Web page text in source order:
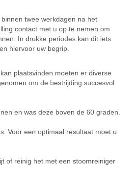
twee werkdagen na het
contact met u op te nemen om
In drukke periodes kan dit iets
hiervoor uw begrip.
plaatsvinden moeten er diverse
om de bestrijding succesvol
en was deze boven de 60 graden.
Voor een optimaal resultaat moet u
of reinig het met een stoomreiniger